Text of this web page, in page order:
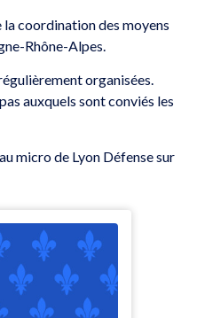
coordination des moyens
Rhône-Alpes.
organisées.
auxquels sont conviés les
micro de Lyon Défense sur